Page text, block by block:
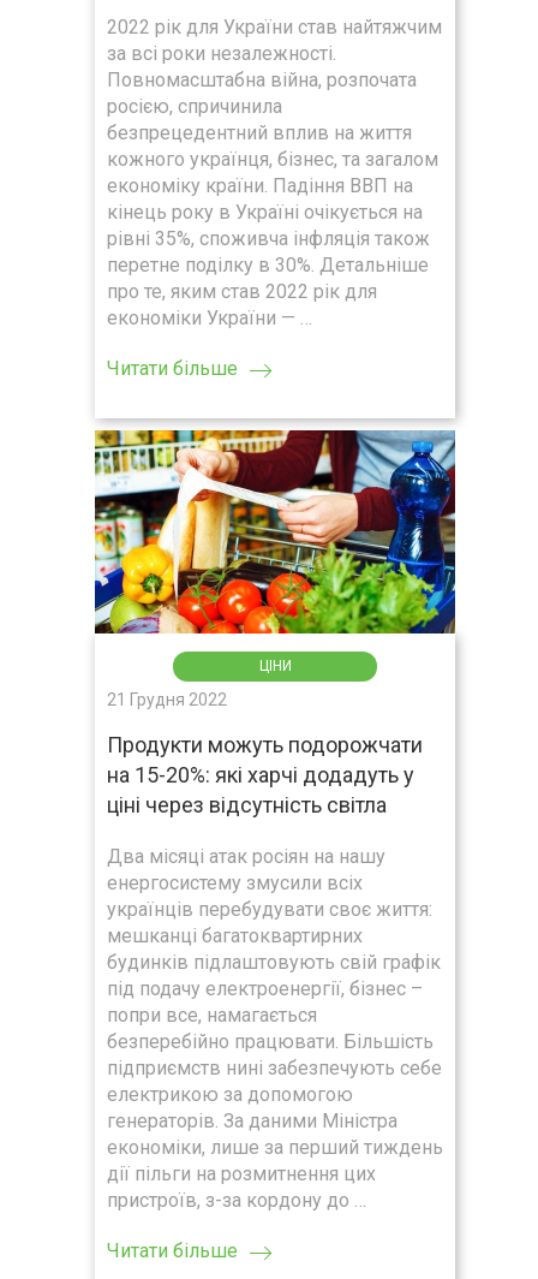
2022 рік для України став найтяжчим
за всі роки незалежності.
Повномасштабна війна, розпочата
росією, спричинила
безпрецедентний вплив на життя
кожного українця, бізнес, та загалом
економіку країни. Падіння ВВП на
кінець року в Україні очікується на
рівні 35%, споживча інфляція також
перетне поділку в 30%. Детальніше
про те, яким став 2022 рік для
економіки України — …
Читати більше
ЦІНИ
21 Грудня 2022
Продукти можуть подорожчати
на 15-20%: які харчі додадуть у
ціні через відсутність світла
Два місяці атак росіян на нашу
енергосистему змусили всіх
українців перебудувати своє життя:
мешканці багатоквартирних
будинків підлаштовують свій графік
під подачу електроенергії, бізнес –
попри все, намагається
безперебійно працювати. Більшість
підприємств нині забезпечують себе
електрикою за допомогою
генераторів. За даними Міністра
економіки, лише за перший тиждень
дії пільги на розмитнення цих
пристроїв, з-за кордону до …
Читати більше